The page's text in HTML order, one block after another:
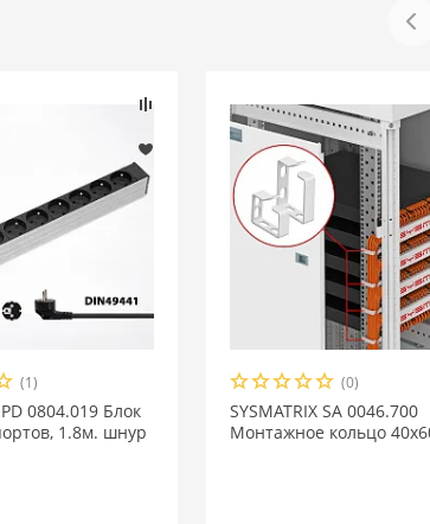
(1)
PD 0804.019 Блок
1.8м. шнур
(0)
SYSMATRIX SA 0046.700
Монтажное кольцо